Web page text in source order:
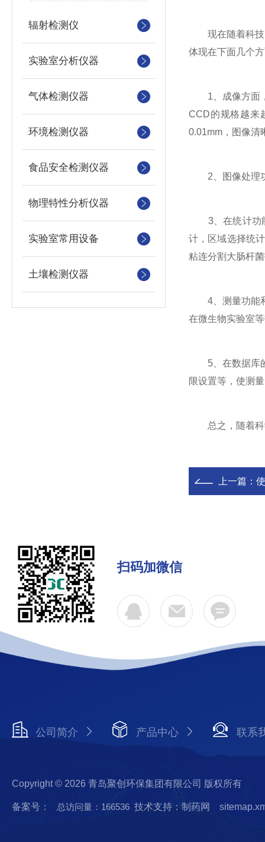
辐射检测仪
实验室分析仪器
气体检测仪器
环境检测仪器
食品安全检测仪器
物理特性分析仪器
实验室常用设备
土壤检测仪器
现在随着科技的
体现在下面几个
1、成像方面，
CCD的规格越来
0.01mm，图像清
2、图像处理功
3、在统计功能
计，区域选择统
粘连分割大肠杆
4、测量功能和
在微生物实验室
5、在数据库的
限设置等，使测
总之，随着科
上一篇：
扫码加微信
公司简介 产品中心 联系
Copyright © 2026 青岛聚创环保集团有限公司 版权所有
备案号： 总访问量：166536 技术支持：制药网